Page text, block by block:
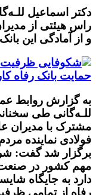
دکتر اسماعیل
راس هیئتی از
و از آمادگی این
به گزارش روابط
للـه‌گانی طی
مشترک با مدیران
فولادی نماینده
برگزار شد گفت:
مهم کشور در
دارد به جایگاه
رفاه از تمامی